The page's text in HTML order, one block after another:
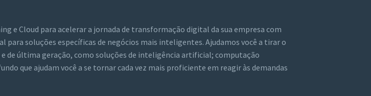
e Cloud para acelerar a jornada de transformação digital da sua empresa com
soluções específicas de negócios mais inteligentes. Ajudamos você a tirar o
de última geração, como soluções de inteligência artificial; computação
que ajudam você a se tornar cada vez mais proficiente em reagir às demandas